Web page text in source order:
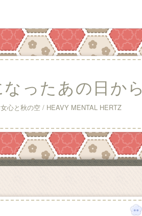
なったあの日から
心と秋の空 / HEAVY MENTAL HERTZ